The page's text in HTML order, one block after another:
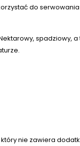
do
spadziowy,
nie zawiera